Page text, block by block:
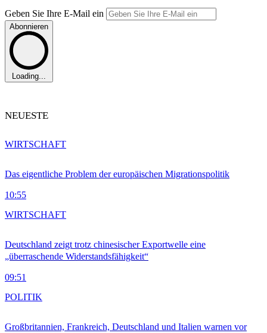
Geben Sie Ihre E-Mail ein
Abonnieren
Loading...
NEUESTE
Das eigentliche Problem der europäischen Migrationspolitik
10:55
WIRTSCHAFT
Deutschland zeigt trotz chinesischer Exportwelle eine
„überraschende Widerstandsfähigkeit“
09:51
WIRTSCHAFT
Großbritannien, Frankreich, Deutschland und Italien warnen vor
POLITIK